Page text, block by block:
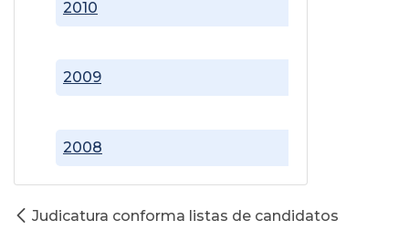
2008
2009
2010
Judicatura conforma listas de candidatos